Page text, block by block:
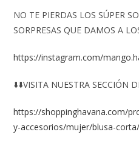
NO TE PIERDAS LOS SÚPER
SORPRESAS QUE DAMOS A LOS
https://instagram.com/
⬇️⬇️VISITA NUESTRA SECCIÓN
https://shoppinghavana.com/
y-accesorios/mujer/blusa-